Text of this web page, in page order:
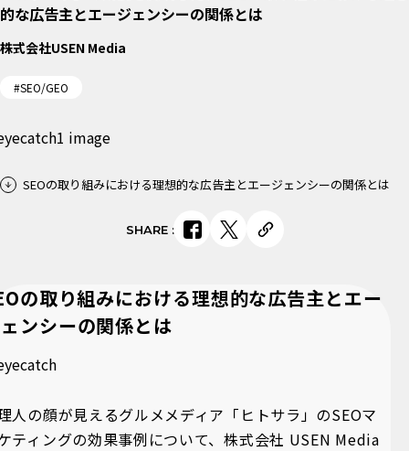
的な広告主とエージェンシーの関係とは
株式会社USEN Media
#SEO/GEO
の取り組みにおける理想的な広告主とエー
ンシーの関係とは
人の顔が見えるグルメメディア「ヒトサラ」のSEOマ
ティングの効果事例について、株式会社 USEN Media
SEOの取り組みにおける理想的な広告主とエージェンシーの関係とは
SHARE: